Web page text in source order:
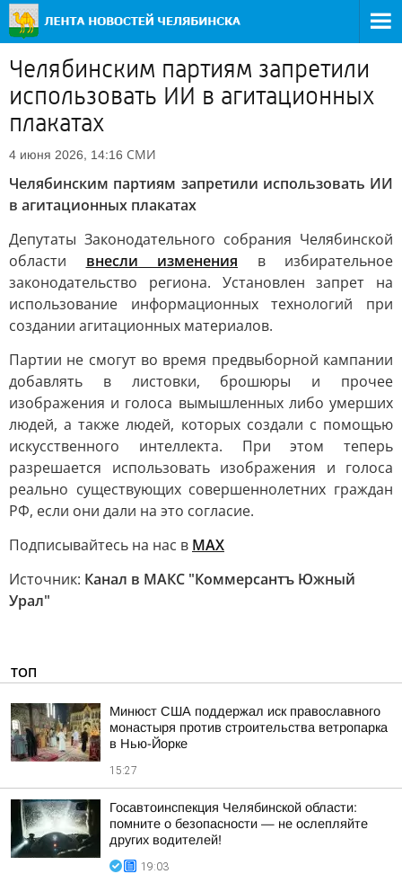
Челябинским партиям запретили
использовать ИИ в агитационных
плакатах
4 июня 2026, 14:16 СМИ
Челябинским партиям запретили использовать ИИ
в агитационных плакатах
Депутаты Законодательного собрания Челябинской
области внесли изменения в избирательное
законодательство региона. Установлен запрет на
использование информационных технологий при
создании агитационных материалов.
Партии не смогут во время предвыборной кампании
добавлять в листовки, брошюры и прочее
изображения и голоса вымышленных либо умерших
людей, а также людей, которых создали с помощью
искусственного интеллекта. При этом теперь
разрешается использовать изображения и голоса
реально существующих совершеннолетних граждан
РФ, если они дали на это согласие.
Подписывайтесь на нас в MAХ
Источник: Канал в МАКС "Коммерсантъ Южный
Урал"
ТОП
Минюст США поддержал иск православного
монастыря против строительства ветропарка
в Нью-Йорке
15:27
Госавтоинспекция Челябинской области:
помните о безопасности — не ослепляйте
других водителей!
19:03